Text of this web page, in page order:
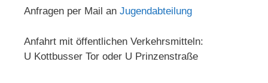
Anfragen per Mail an Jugendabteilung
Anfahrt mit öffentlichen Verkehrsmitteln:
U Kottbusser Tor oder U Prinzenstraße